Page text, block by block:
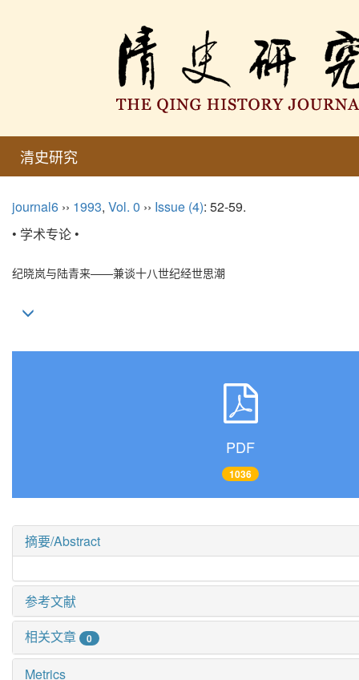
清史研究
journal6 ›› 1993, Vol. 0 ›› Issue (4): 52-59.
• 学术专论 •
纪晓岚与陆青来——兼谈十八世纪经世思潮
PDF
1036
摘要/Abstract
参考文献
相关文章
0
Metrics